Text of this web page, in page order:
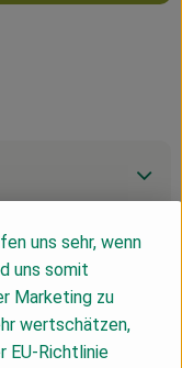
uns sehr, wenn
uns somit
Marketing zu
wertschätzen,
EU-Richtlinie